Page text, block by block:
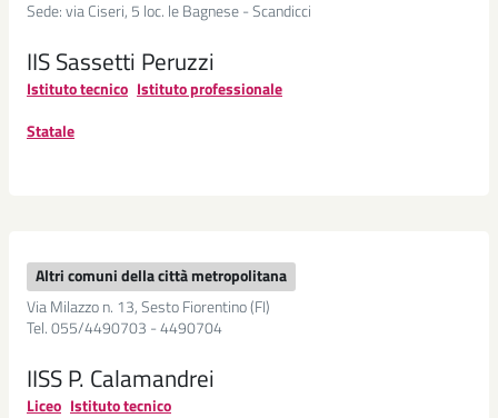
Sede: via Ciseri, 5 loc. le Bagnese - Scandicci
IIS Sassetti Peruzzi
Istituto tecnico Istituto professionale
Statale
Altri comuni della città metropolitana
Via Milazzo n. 13, Sesto Fiorentino (FI)
Tel. 055/4490703 - 4490704
IISS P. Calamandrei
Liceo Istituto tecnico